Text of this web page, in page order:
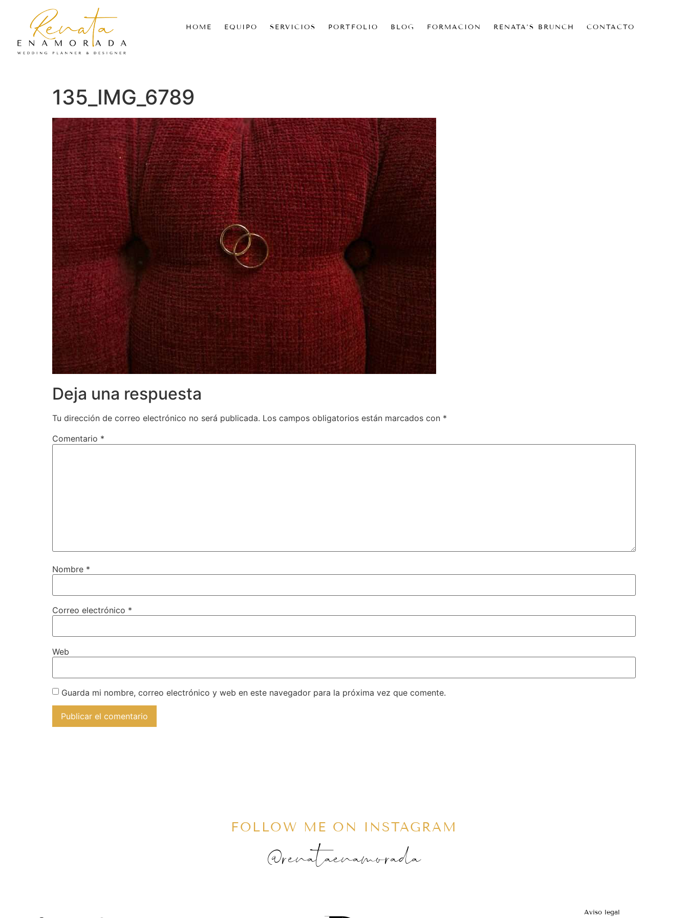
HOME EQUIPO SERVICIOS PORTFOLIO BLOG FORMACIÓN RENATA’S BRUNCH CONTACTO
135_IMG_6789
Deja una respuesta
Tu dirección de correo electrónico no será publicada. Los campos obligatorios están marcados con *
Comentario *
Nombre *
Correo electrónico *
Web
Guarda mi nombre, correo electrónico y web en este navegador para la próxima vez que comente.
FOLLOW ME ON INSTAGRAM
@renataenamorada
Aviso legal